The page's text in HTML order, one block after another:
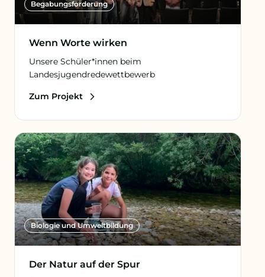
Begabungs­förderung
Wenn Worte wirken
Unsere Schüler*innen beim
Landesjugendredewettbewerb
Zum Projekt
Biologie und Umweltbildung
Der Natur auf der Spur